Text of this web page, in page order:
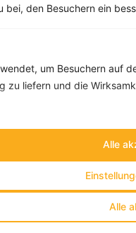
bei, den Besuchern ein
um Besuchern auf
zu liefern und die
Alle
Alle
‹